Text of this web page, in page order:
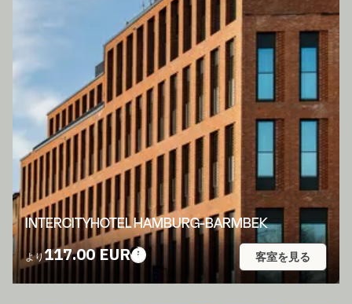
INTERCITYHOTEL HAMBURG-BARMBEK
より117.00 EUR 客室を見る